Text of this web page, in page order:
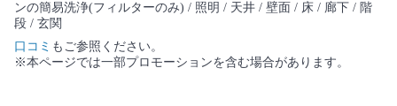
ンの簡易洗浄(フィルターのみ) / 照明 / 天井 / 壁面 / 床 / 廊下 / 階
段 / 玄関
口コミ もご参照ください。
※本ページでは一部プロモーションを含む場合があります。